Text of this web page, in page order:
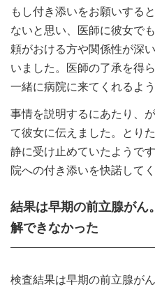
もし付き添いをお願いする
ないと思い、医師に彼女で
頼がおける方や関係性が深
いました。医師の了承を得
一緒に病院に来てくれるよ
事情を説明するにあたり、
て彼女に伝えました。とり
静に受け止めていたようで
院への付き添いを快諾してく
結果は早期の前立腺がん
解できなかった
検査結果は早期の前立腺が